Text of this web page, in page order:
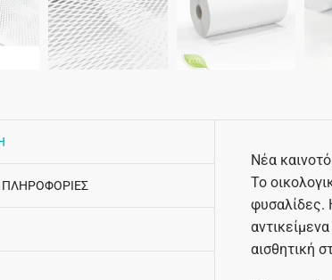
ΠΛΗΡΟΦΟΡΙΕΣ
Νέα
Το
φυσαλίδες.
αισθητική